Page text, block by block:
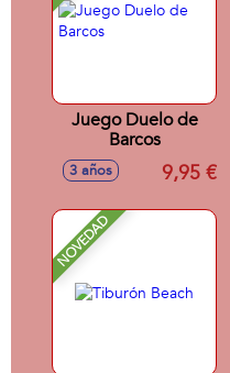
Juego Duelo de
Barcos
3 años 9,95 €
NOVEDAD